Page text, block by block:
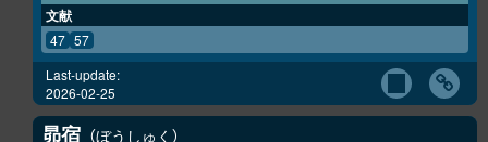
文献
47 57
Last-update:
2026-02-25
昴宿 ぼうしゅく